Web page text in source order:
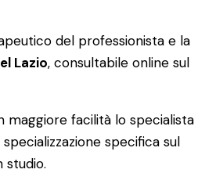
del professionista e la
Lazio, consultabile online sul
maggiore facilità lo specialista
specifica sul
studio.